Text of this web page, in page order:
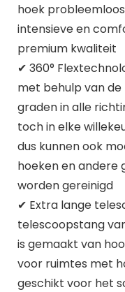
hoek
intensieve en
premium kwaliteit
✔ 360°
met behulp van
graden in alle
toch in elke
dus kunnen ook
hoeken en andere
worden gereinigd
✔ Extra lange
telescoopstang
is gemaakt van
voor ruimtes met
geschikt voor het